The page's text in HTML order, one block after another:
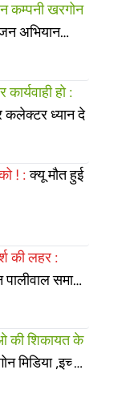
कम्पनी खरगोन
अभियान
रविशंकर और रणजीत पर कार्यवाही हो :
कलेक्टर ध्यान दे
कर्म का फल मिला ईरान को ! :क्यू मौत हुई
पूरे पालीवाल समाज में हर्श की लहर :
समाज
की शिकायत के
मिडिया ,इच्छा
शिक्षक